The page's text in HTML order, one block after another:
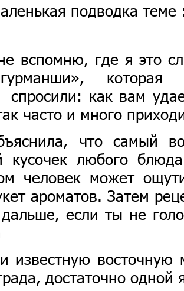
подводка теме
вспомню, где я это
которая
спросили: как вам
часто и много
что самый
кусочек любого
человек может
ароматов. Затем
если ты не
известную восточную
достаточно одной